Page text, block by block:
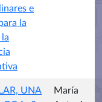
e
la
UNA
María